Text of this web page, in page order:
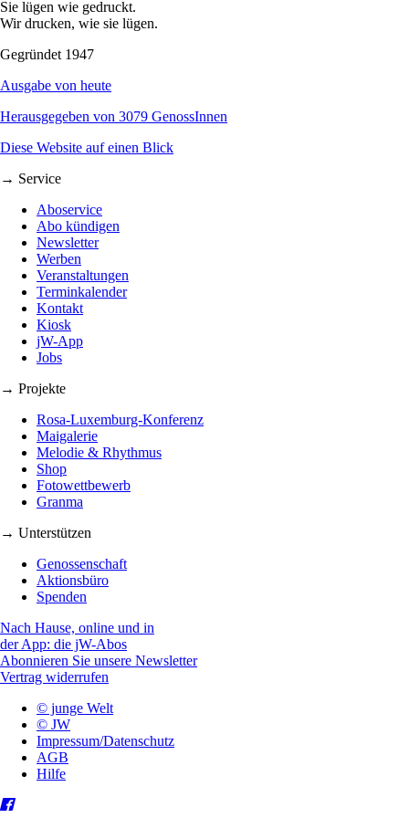
Sie lügen wie gedruckt.
Wir drucken, wie sie lügen.
Gegründet 1947
Ausgabe von heute
Herausgegeben von 3079 GenossInnen
Diese Website auf einen Blick
→ Service
Aboservice
Abo kündigen
Newsletter
Werben
Veranstaltungen
Terminkalender
Kontakt
Kiosk
jW-App
Jobs
→ Projekte
Rosa-Luxemburg-Konferenz
Maigalerie
Melodie & Rhythmus
Shop
Fotowettbewerb
Granma
→ Unterstützen
Genossenschaft
Aktionsbüro
Spenden
Nach Hause, online und in
der App: die jW-Abos
Abonnieren Sie unsere Newsletter
Vertrag widerrufen
© junge Welt
© JW
Impressum/Datenschutz
AGB
Hilfe